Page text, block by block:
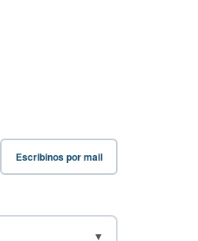
▾
Escribinos por mail